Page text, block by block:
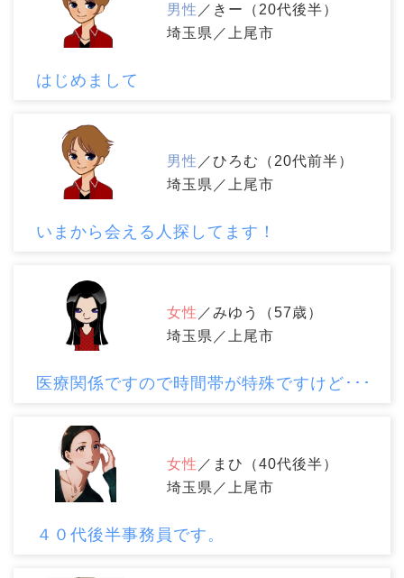
男性 ／きー（20代後半）
埼玉県／上尾市
はじめまして
男性 ／ひろむ（20代前半）
埼玉県／上尾市
いまから会える人探してます！
女性 ／みゆう（57歳）
埼玉県／上尾市
医療関係ですので時間帯が特殊ですけど･･･
女性 ／まひ（40代後半）
埼玉県／上尾市
４０代後半事務員です。